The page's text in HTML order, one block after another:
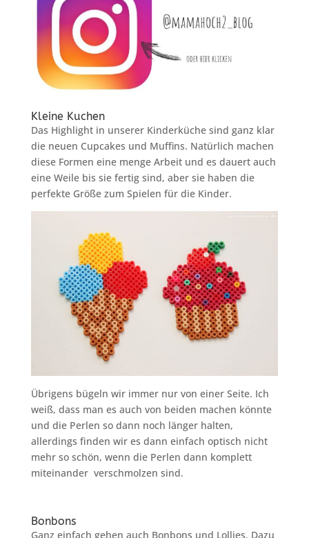
Kleine Kuchen
Das Highlight in unserer Kinderküche sind ganz klar
die neuen Cupcakes und Muffins. Natürlich machen
diese Formen eine menge Arbeit und es dauert auch
eine Weile bis sie fertig sind, aber sie haben die
perfekte Größe zum Spielen für die Kinder.
Übrigens bügeln wir immer nur von einer Seite. Ich
weiß, dass man es auch von beiden machen könnte
und die Perlen so dann noch länger halten,
allerdings finden wir es dann einfach optisch nicht
mehr so schön, wenn die Perlen dann komplett
miteinander verschmolzen sind.
Bonbons
Ganz einfach gehen auch Bonbons und Lollies. Dazu